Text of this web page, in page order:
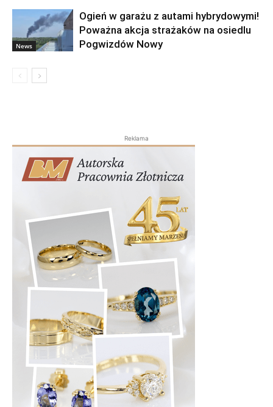
News
Ogień w garażu z autami hybrydowymi!
Poważna akcja strażaków na osiedlu
Pogwizdów Nowy
Reklama